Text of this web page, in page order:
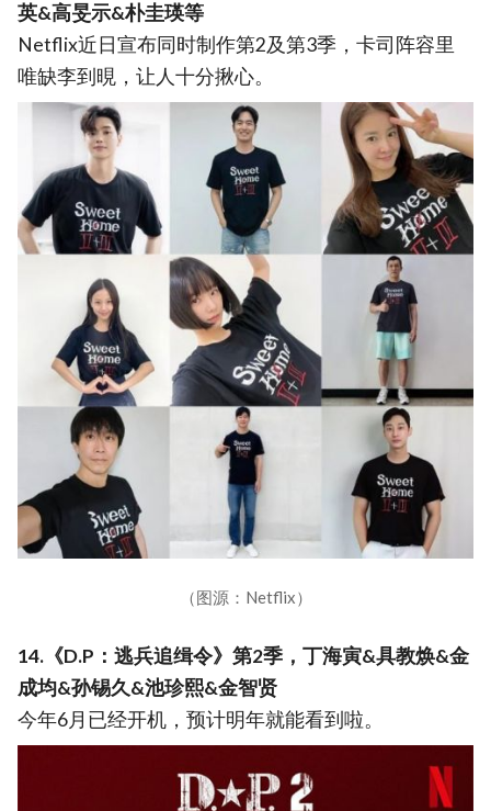
英&高旻示&朴圭瑛等
Netflix近日宣布同时制作第2及第3季，卡司阵容里
唯缺李到晛，让人十分揪心。
（图源：Netflix）
14.《D.P：逃兵追缉令》第2季，丁海寅&具教焕&金
成均&孙锡久&池珍熙&金智贤
今年6月已经开机，预计明年就能看到啦。